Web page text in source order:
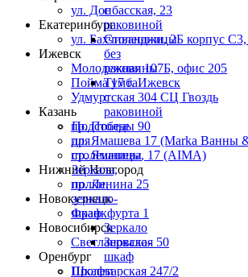
с
раковиной
Столешницы
без
раковины
Тумба
с
раковиной
Подстолье
для
столешницы
Зеркала,
полки,
зеркало-
шкаф
Зеркало
Зеркало-
шкаф
Шкафы
ул. Донбасская, 23
Екатеринбург
ул. Бахчиванджи, 2Б корпус
Ижевск
Молодежная 107Б, офис 205
Пойма 17 г. Ижевск
Удмуртская 304 СЦ Гвоздь
Казань
пр. Победы 90
пр. Ямашева 17 (Marka Ванны
пр. Ямашева, 17 (AIMA)
Нижний Новгород
пр. Ленина 25
Новокузнецк
Франкфурта 1
Новосибирск
Светлановская 50
Оренбург
Пролетарская 247/2